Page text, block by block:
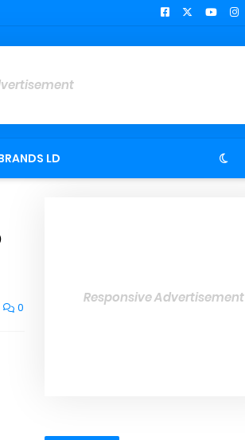
LD
0
Responsive Advertisement